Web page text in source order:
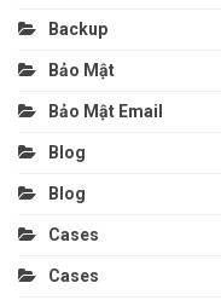
Backup
Bảo Mật
Bảo Mật Email
Blog
Blog
Cases
Cases